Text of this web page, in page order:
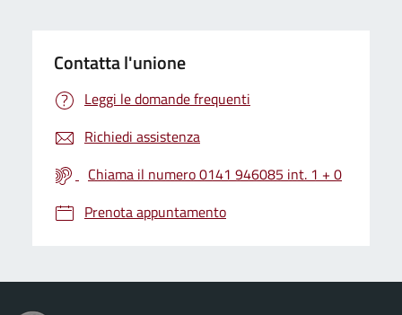
Contatta l'unione
Leggi le domande frequenti
Richiedi assistenza
Chiama il numero 0141 946085 int. 1 + 0
Prenota appuntamento